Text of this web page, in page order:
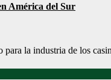
América del Sur
para la industria de los